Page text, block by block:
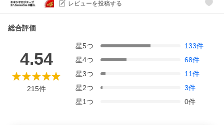
レビューを投稿する
総合評価
4.54
215件
星5つ 133件
星4つ 68件
星3つ 11件
星2つ 3件
星1つ 0件